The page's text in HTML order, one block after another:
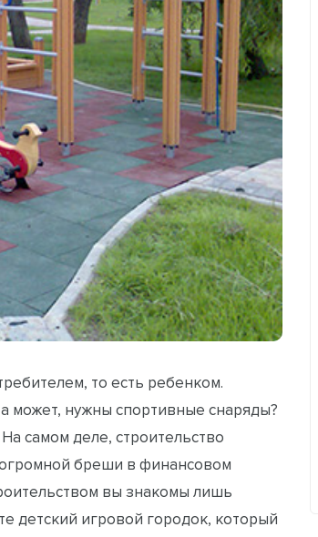
то есть ребенком.
может, нужны спортивные снаряды?
самом деле, строительство
бреши в финансовом
вы знакомы лишь
детский игровой городок, который